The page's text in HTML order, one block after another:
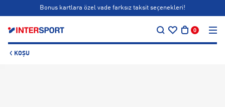
Bonus kartlara özel vade farksız taksit seçenekleri!
0
KOŞU